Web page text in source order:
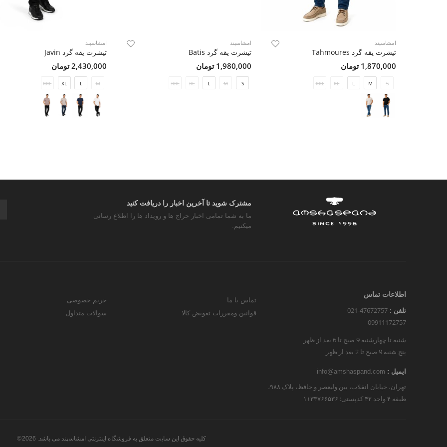
امشاسپند
تیشرت یقه گرد Tahmoures
1,870,000 تومان
S
M
L
XL
XXL
امشاسپند
تیشرت یقه گرد Batis
1,980,000 تومان
S
M
L
XL
XXL
امشاسپند
تیشرت یقه گرد Javin
2,430,000 تومان
M
L
XL
XXL
مشترک شوید تا آخرین اخبار را دریافت کنید
ما به شما تمامی اخبار حراج ها و رویداد ها را اطلاع رسانی
میکنیم.
اطلاعات تماس
تلفن : 021-47672757
09911172757
شنبه تا چهارشنبه 9 صبح تا 6 بعد از ظهر
پنج شنبه 9 صبح تا 2 بعد از ظهر
ایمیل : info@amshaspand.com
تهران، خیابان انقلاب، بین ولیعصر و حافظ، پلاک ۹۸۸،
طبقه ۴ واحد ۴۲ کدپستی: ۱۱۳۳۷۶۶۵۳۶
تماس با ما
قوانین ومقررات تعویض کالا
حریم خصوصی
سوالات متداول
کلیه حقوق این سایت متعلق به فروشگاه اینترنتی امشاسپند می باشد. 2026©